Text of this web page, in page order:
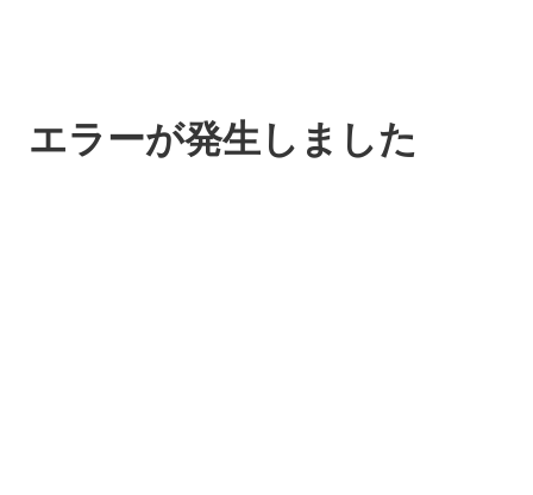
エラーが発生しました